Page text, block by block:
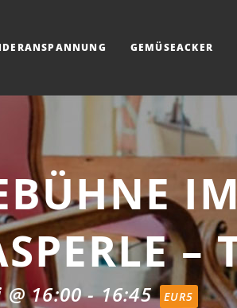
GEMÜSEACKER
–
16:00-16:45 EUR5